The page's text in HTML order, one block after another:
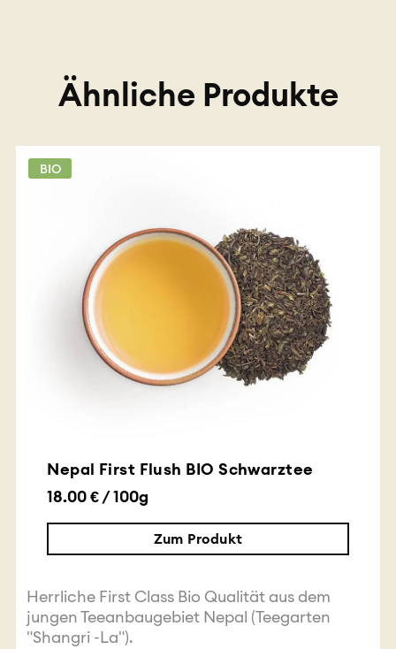
Ähnliche Produkte
BIO
Nepal First Flush BIO Schwarztee
18.00 € / 100g
Zum Produkt
Herrliche First Class Bio Qualität aus dem
jungen Teeanbaugebiet Nepal (Teegarten
"Shangri -La").